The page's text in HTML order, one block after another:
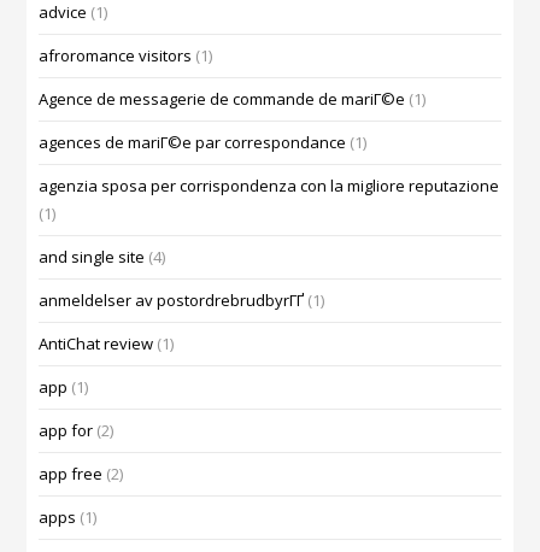
advice (1)
afroromance visitors (1)
Agence de messagerie de commande de mariГ©e (1)
agences de mariГ©e par correspondance (1)
agenzia sposa per corrispondenza con la migliore reputazione
(1)
and single site (4)
anmeldelser av postordrebrudbyrГҐ (1)
AntiChat review (1)
app (1)
app for (2)
app free (2)
apps (1)